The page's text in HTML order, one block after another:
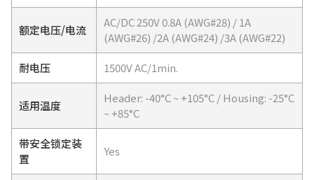
额定电压/电流
AC/DC 250V 0.8A (AWG#28) / 1A
(AWG#26) /2A (AWG#24) /3A (AWG#22)
耐电压 1500V AC/1min.
适用温度
Header: -40°C ~ +105°C / Housing: -25°C
~ +85°C
带安全锁定装
置
Yes